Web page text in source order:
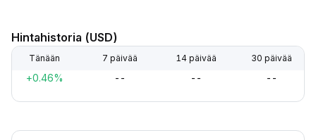
Hintahistoria (USD)
Tänään 7 päivää 14 päivää 30 päivää
+0.46% -- -- --